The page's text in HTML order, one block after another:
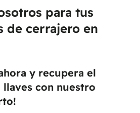
para tus
de cerrajero en
y recupera el
con nuestro